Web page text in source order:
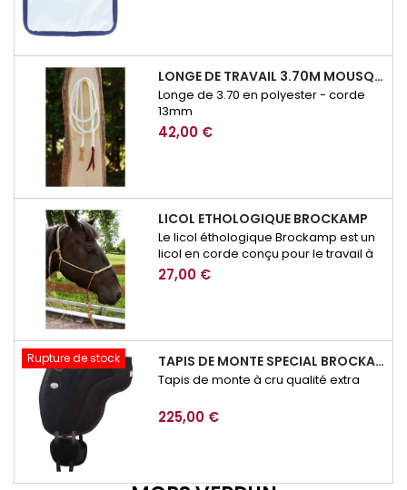
LONGE DE TRAVAIL 3.70M MOUSQUETON SECURITE BROCKAMP
Longe de 3.70 en polyester - corde
13mm
42,00 €
LICOL ETHOLOGIQUE BROCKAMP
Le licol éthologique Brockamp est un
licol en corde conçu pour le travail à
pied, l’éducation et la communication
avec le cheval. Précis, résistant et
27,00 €
Rupture de stock TAPIS DE MONTE SPECIAL BROCKAMP
Tapis de monte à cru qualité extra
225,00 €